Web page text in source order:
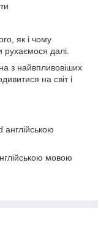
як і чому
далі.
з найвпливовіших
на світ і
мовою